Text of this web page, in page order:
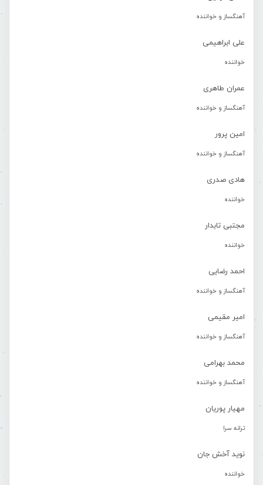
آهنگساز و خواننده
علی ابراهیمی
خواننده
عمران طاهری
آهنگساز و خواننده
امین پرور
آهنگساز و خواننده
هادی صدری
خواننده
مجتبی تابدار
خواننده
احمد رضایی
آهنگساز و خواننده
امیر مقیمی
آهنگساز و خواننده
محمد بهرامی
آهنگساز و خواننده
مهیار پوریان
ترانه سرا
نوید آخش جان
خواننده